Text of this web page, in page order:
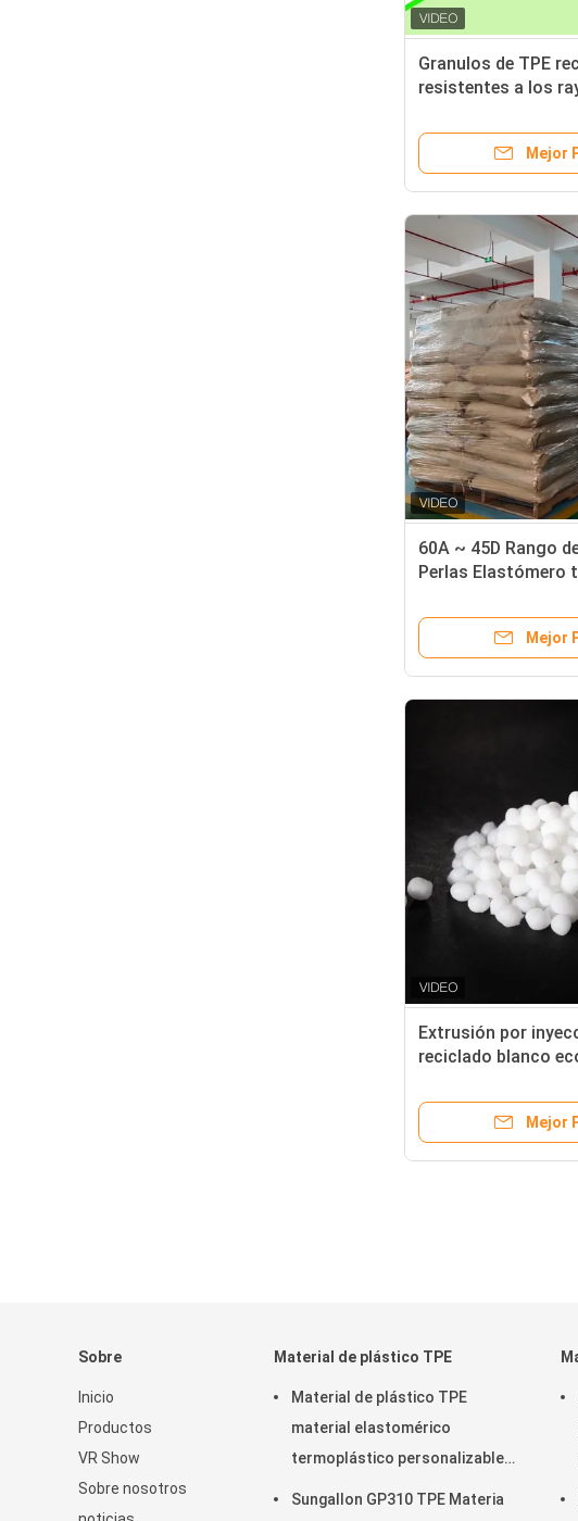
Granulos de TPE
resistentes a los
ambiente, inodoros
durabilidad
Mejor
60A ~ 45D Rango
Perlas Elastómero
ecológico
Mejor
Extrusión por
reciclado blanco
Mejor
Sobre
Inicio
Productos
VR Show
Sobre nosotros
Material de plástico TPE
Material de plástico TPE
material elastomérico
termoplástico personalizable
Sungallon GP310 TPE Materia